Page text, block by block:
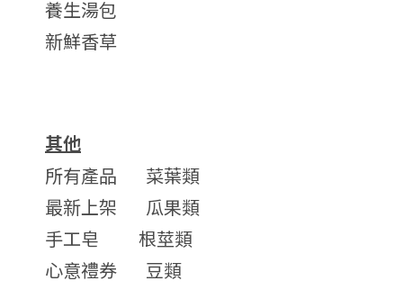
養生湯包
新鮮香草
其他
所有產品
菜葉類
最新上架
瓜果類
手工皂
根莖類
心意禮券
豆類